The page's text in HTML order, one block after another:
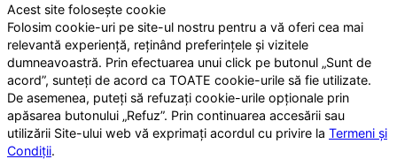
Acest site folosește cookie
Folosim cookie-uri pe site-ul nostru pentru a vă oferi cea mai
relevantă experiență, reținând preferințele și vizitele
dumneavoastră. Prin efectuarea unui click pe butonul „Sunt de
acord”, sunteți de acord ca TOATE cookie-urile să fie utilizate.
De asemenea, puteți să refuzați cookie-urile opționale prin
apăsarea butonului „Refuz”. Prin continuarea accesării sau
utilizării Site-ului web vă exprimați acordul cu privire la Termeni și
Condiții.